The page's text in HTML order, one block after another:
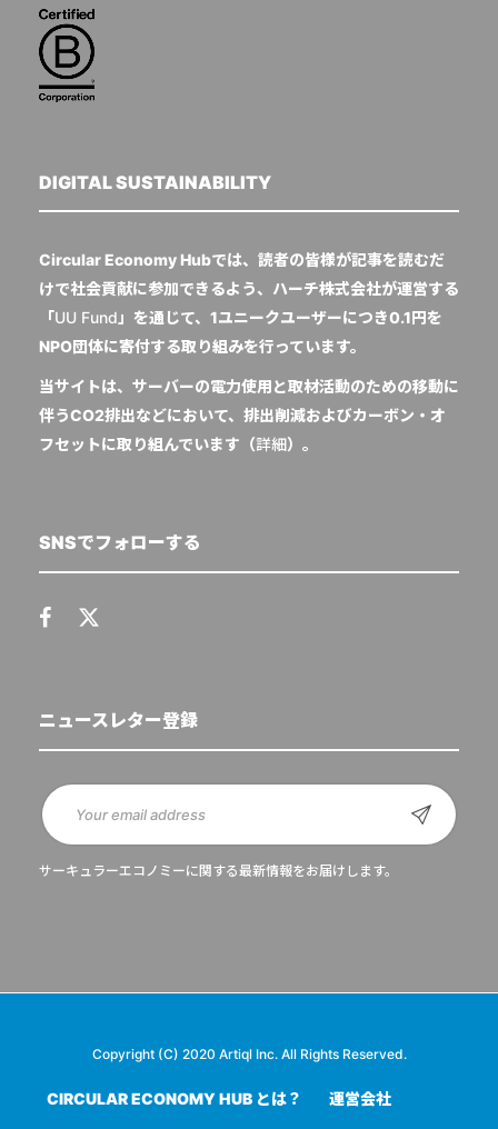
DIGITAL SUSTAINABILITY
Circular Economy Hubでは、読者の皆様が記事を読むだ
けで社会貢献に参加できるよう、ハーチ株式会社が運営する
「UU Fund 」を通じて、1ユニークユーザーにつき0.1円を
NPO団体に寄付する取り組みを行っています。
当サイトは、サーバーの電力使用と取材活動のための移動に
伴うCO2排出などにおいて、排出削減およびカーボン・オ
フセットに取り組んでいます（詳細）。
SNSでフォローする
ニュースレター登録
サーキュラーエコノミーに関する最新情報をお届けします。
Copyright (C) 2020 Artiql Inc. All Rights Reserved.
CIRCULAR ECONOMY HUB とは？ 運営会社